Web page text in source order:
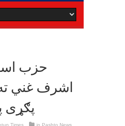
حزب
اشرف غني
پګړی
Times in Pashto News